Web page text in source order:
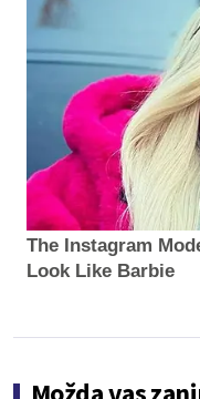
The Instagram
Look Like Barbie